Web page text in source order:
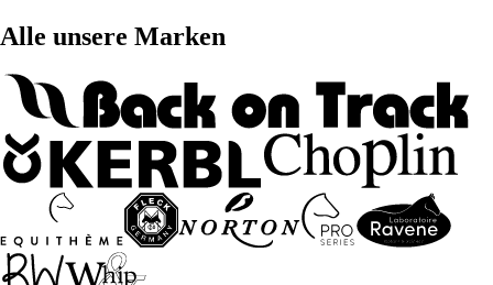
Alle unsere Marken